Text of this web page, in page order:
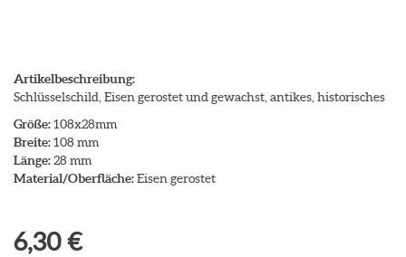
Artikelbeschreibung:
Schlüsselschild, Eisen gerostet und gewachst, antikes, historisches
Größe:108x28mm
Breite:108 mm
Länge:28 mm
Material/Oberfläche:Eisen gerostet
6,30 €